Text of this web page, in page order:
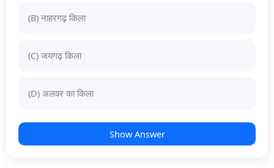
(B) नाहरगढ़ किला
(C) जयगढ़ किला
(D) अलवर का किला
Show Answer